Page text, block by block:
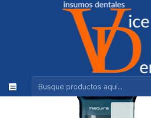
Ventas +56944575313
ADHESION Y RESTAURACION
PASTA DIAMANTADA MAQUIRA